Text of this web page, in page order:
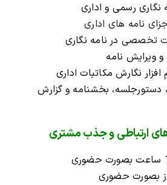
رسمی و اداری
نامه های اداری
تخصصی در نامه نگاری
ویرایش نامه
نگارش مکاتبات اداری
بخشنامه و گزارش
بصورت حضوری